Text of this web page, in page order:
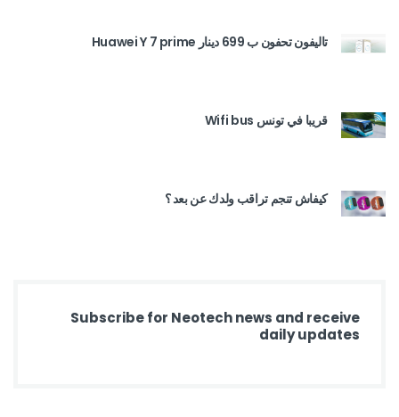
تاليفون تحفون ب 699 دينار Huawei Y 7 prime
قريبا في تونس Wifi bus
كيفاش تنجم تراقب ولدك عن بعد ؟
Subscribe for Neotech news and receive
daily updates